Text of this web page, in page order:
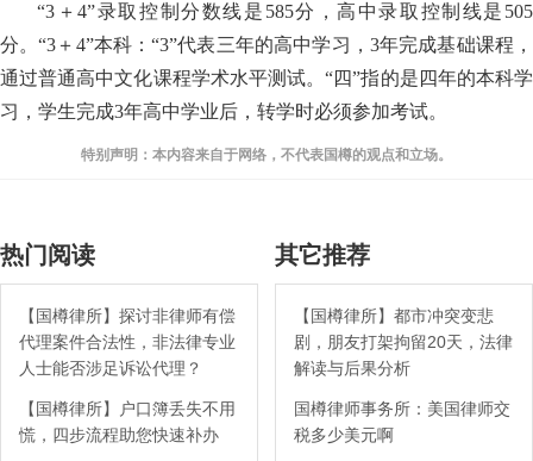
“3＋4”录取控制分数线是585分，高中录取控制线是505
分。“3＋4”本科：“3”代表三年的高中学习，3年完成基础课程，
通过普通高中文化课程学术水平测试。“四”指的是四年的本科学
习，学生完成3年高中学业后，转学时必须参加考试。
特别声明：本内容来自于网络，不代表国樽的观点和立场。
热门阅读
【国樽律所】探讨非律师有偿
代理案件合法性，非法律专业
人士能否涉足诉讼代理？
【国樽律所】户口簿丢失不用
慌，四步流程助您快速补办
其它推荐
【国樽律所】都市冲突变悲
剧，朋友打架拘留20天，法律
解读与后果分析
国樽律师事务所：美国律师交
税多少美元啊